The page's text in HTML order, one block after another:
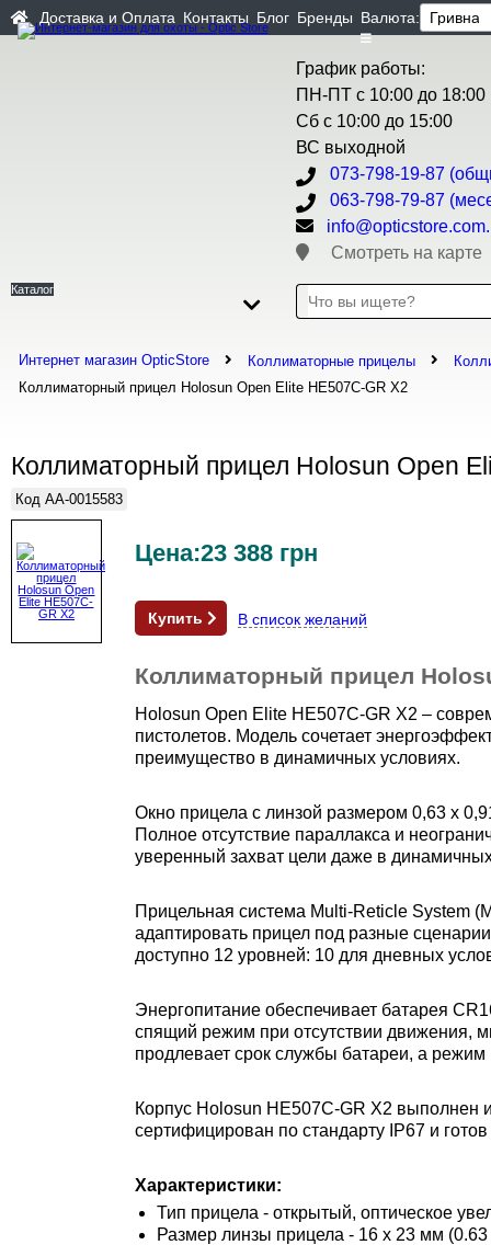
Доставка и Оплата Контакты Блог Бренды Валюта:
График работы:
ПН-ПТ с 10:00 до 18:00
Сб с 10:00 до 15:00
ВС выходной
073-798-19-87
063-798-79-87
Смотреть на карте
Каталог
Интернет магазин OpticStore Коллиматорные прицелы
Коллиматорный прицел Holosun Open Elite HE507C-GR X2
Коллиматорный прицел Holosun Open
Код AA-0015583
Цена:23 388 грн
Купить В список желаний
Коллиматорный прицел
Holosun Open Elite HE507C-GR X2 –
пистолетов. Модель сочетает
преимущество в динамичных условиях.
Окно прицела с линзой размером 0,63 х
Полное отсутствие параллакса и
уверенный захват цели даже в
Прицельная система Multi-Reticle System
адаптировать прицел под разные
доступно 12 уровней: 10 для дневных
Энергопитание обеспечивает батарея
спящий режим при отсутствии движения,
продлевает срок службы батареи, а
Корпус Holosun HE507C-GR X2 выполнен
сертифицирован по стандарту IP67 и
Характеристики:
Тип прицела - открытый, оптическое
Размер линзы прицела - 16 х 23 мм